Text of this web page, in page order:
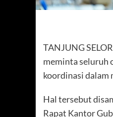
TANJUNG
meminta seluruh
koordinasi dalam
Hal tersebut
Rapat Kantor